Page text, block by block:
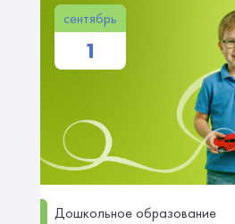
сентябрь
1
Дошкольное образование